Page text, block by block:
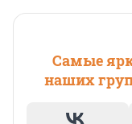
Самые
наших